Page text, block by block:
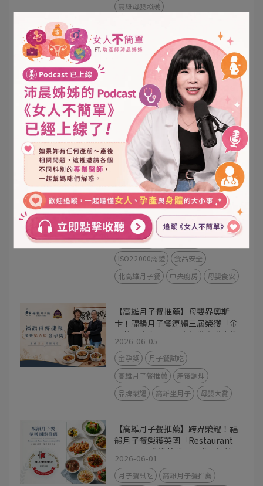
高雄母嬰照護
2026 高雄婦幼展攻略！福韻月子
餐首創「中醫把脈客製化」，預產
期 7-12 月孕媽咪必看的產後修復
2026-06-17
福韻月子餐
高雄婦幼展
高雄月子餐
中醫調理
北高雄月子餐
產後修復
孕媽咪指南
現煮現送
【高雄月子餐推薦】最高食安標
準！福韻月子餐榮獲 HACCP 與
ISO22000 雙認證，用世界級廚房
守護產後媽咪
2026-06-10
高雄月子餐推薦
產後調理
高雄坐月子
HACCP認證
ISO22000認證
食品安全
北高雄月子餐
中央廚房 母嬰食安
【高雄月子餐推薦】母嬰界奧斯
卡！福韻月子餐連續三屆榮獲「金
孕獎」肯定，用最高標準守護產後
媽咪
2026-06-05
金孕獎
月子餐試吃
高雄月子餐推薦
產後調理
品牌榮耀
高雄坐月子 母嬰大賞
【高雄月子餐推薦】跨界榮耀！福
韻月子餐榮獲英國「Restaurant
Guru」國際推薦獎，用世界級美
味守護產後媽咪
2026-06-01
月子餐試吃
高雄月子餐推薦